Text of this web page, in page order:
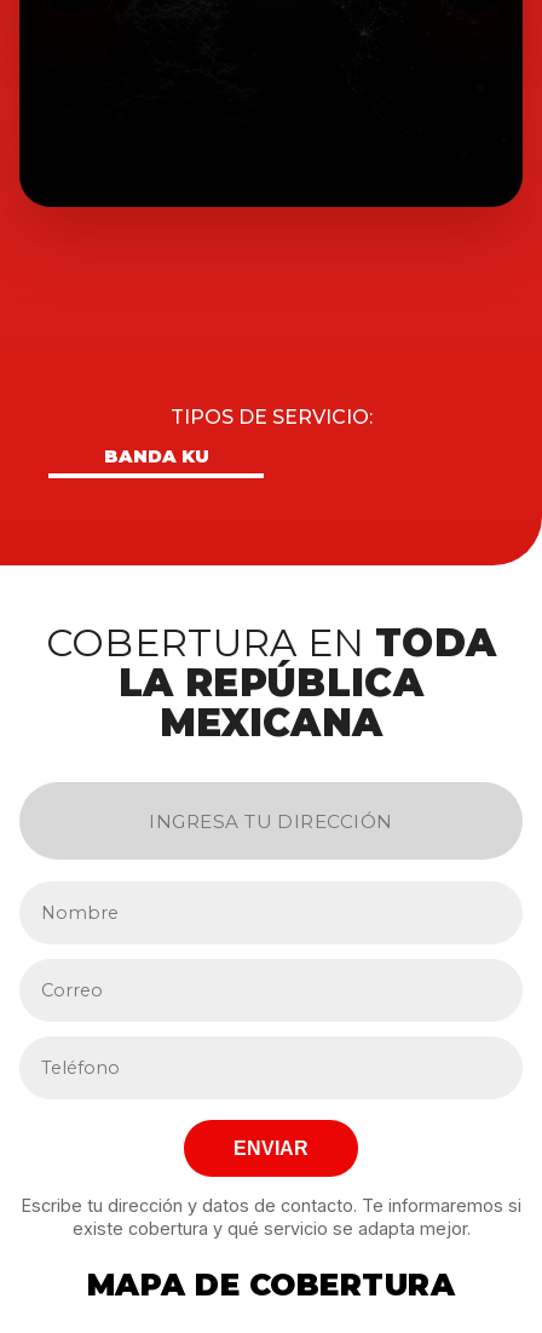
TIPOS DE SERVICIO:
BANDA KU
COBERTURA EN TODA
LA REPÚBLICA
MEXICANA
INGRESA TU DIRECCIÓN
ENVIAR
Escribe tu dirección y datos de contacto. Te informaremos si
existe cobertura y qué servicio se adapta mejor.
MAPA DE COBERTURA